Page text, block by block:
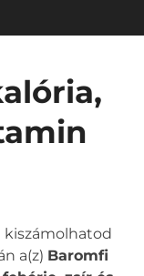
kiszámolhatod
a(z) Baromfi